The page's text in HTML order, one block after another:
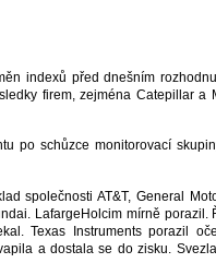
indexů před dnešním
firem, zejména Catepillar a
po schůzce monitorovací
společnosti AT&T, General
LafargeHolcim mírně porazil.
Texas Instruments porazil
a dostala se do zisku.